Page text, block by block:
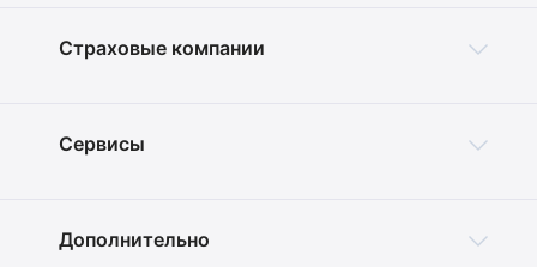
Страховые компании
Сервисы
Дополнительно